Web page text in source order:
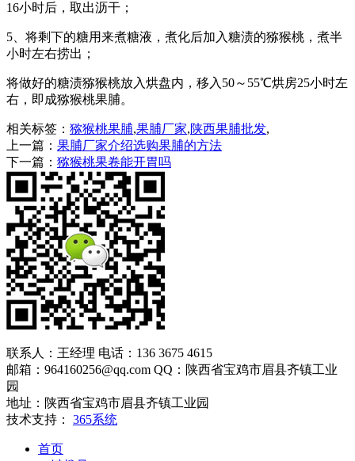
16小时后，取出沥干；
5、将剩下的糖用来煮糖液，煮化后加入糖渍的猕猴桃，煮半
小时左右捞出；
将做好的糖渍猕猴桃放入烘盘内，移入50～55℃烘房25小时左
右，即成猕猴桃果脯。
相关标签： 猕猴桃果脯,果脯厂家,陕西果脯批发,
上一篇： 果脯厂家介绍选购果脯的方法
下一篇： 猕猴桃果卷能开胃吗
联系人：王经理 电话：136 3675 4615
邮箱：964160256@qq.com QQ：陕西省宝鸡市眉县齐镇工业
园
地址：陕西省宝鸡市眉县齐镇工业园
技术支持： 365系统
首页